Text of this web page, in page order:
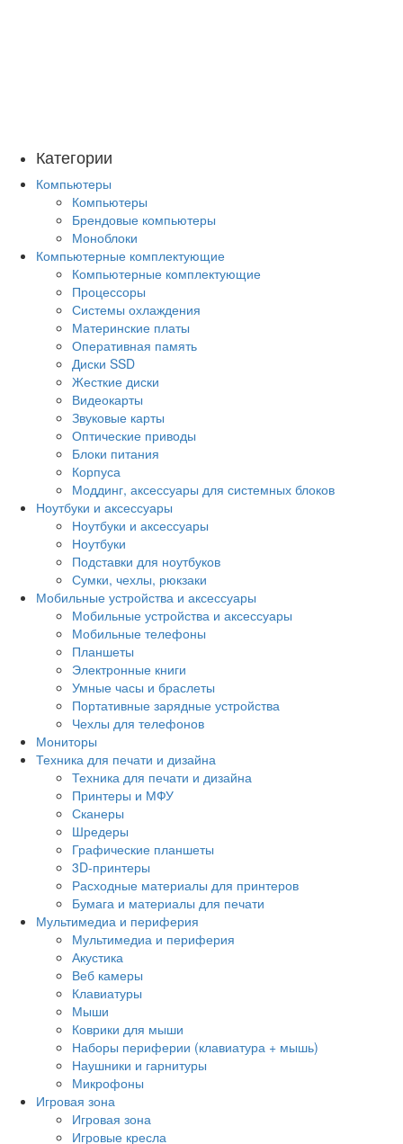
Категории
Компьютеры
Компьютеры
Брендовые компьютеры
Моноблоки
Компьютерные комплектующие
Компьютерные комплектующие
Процессоры
Системы охлаждения
Материнские платы
Оперативная память
Диски SSD
Жесткие диски
Видеокарты
Звуковые карты
Оптические приводы
Блоки питания
Корпуса
Моддинг, аксессуары для системных блоков
Ноутбуки и аксессуары
Ноутбуки и аксессуары
Ноутбуки
Подставки для ноутбуков
Сумки, чехлы, рюкзаки
Мобильные устройства и аксессуары
Мобильные устройства и аксессуары
Мобильные телефоны
Планшеты
Электронные книги
Умные часы и браслеты
Портативные зарядные устройства
Чехлы для телефонов
Мониторы
Техника для печати и дизайна
Техника для печати и дизайна
Принтеры и МФУ
Сканеры
Шредеры
Графические планшеты
3D-принтеры
Расходные материалы для принтеров
Бумага и материалы для печати
Мультимедиа и периферия
Мультимедиа и периферия
Акустика
Веб камеры
Клавиатуры
Мыши
Коврики для мыши
Наборы периферии (клавиатура + мышь)
Наушники и гарнитуры
Микрофоны
Игровая зона
Игровая зона
Игровые кресла